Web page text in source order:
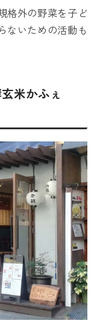
格外の野菜を子ど
ないための活動も
米かふぇ